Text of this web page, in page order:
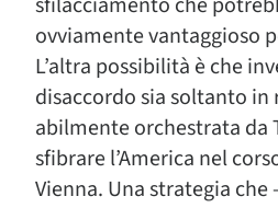
ovviamente vantaggioso
L’altra possibilità è che
disaccordo sia soltanto in
abilmente orchestrata da
sfibrare l’America nel
Vienna. Una strategia che